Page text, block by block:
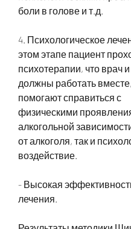
боли в голове и т.д.
4. Психологическое
этом этапе пациент
психотерапии, что врач
должны работать
помогают справиться с
физическими
алкогольной
от алкоголя, так и
воздействие.
- Высокая
лечения.